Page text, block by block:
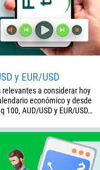
y EUR/USD
a considerar hoy
económico y desde
AUD/USD y EUR/USD…